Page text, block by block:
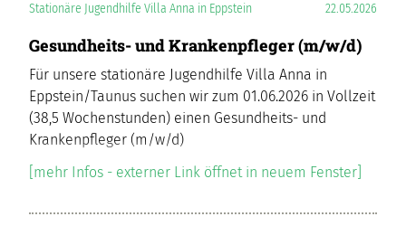
22.05.2026
Stationäre Jugendhilfe Villa Anna in Eppstein
Gesundheits- und Krankenpfleger (m/w/d)
Für unsere stationäre Jugendhilfe Villa Anna in
Eppstein/Taunus suchen wir zum 01.06.2026 in Vollzeit
(38,5 Wochenstunden) einen Gesundheits- und
Krankenpfleger (m/w/d)
[mehr Infos - externer Link öffnet in neuem Fenster]